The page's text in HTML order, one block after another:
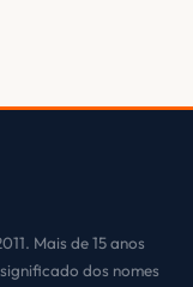
Mais de 15 anos
dos nomes